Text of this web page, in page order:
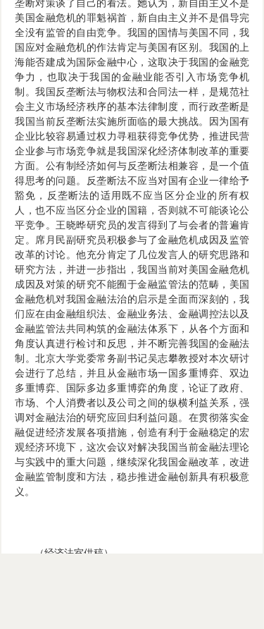
垄断对策谈了自己的看法。她认为，新自由主义不是
美国金融危机的罪魁祸首，新自由主义并不是倡导完
全没有监管的自由竞争。我国的国情与美国不同，我
国应对金融危机的作法肯定与美国有区别。我国的上
海能否建成为国际金融中心，这取决于我国的金融竞
争力，也取决于我国的金融业能否引入市场竞争机
制。我国反垄断法与物权法和合同法一样，是规范社
会主义市场经济秩序的基本法律制度，而行政垄断是
我国当前反垄断法实施所面临的最大挑战。因为国有
企业比较容易通过权力寻租获得竞争优势，推进民营
企业参与市场竞争就是我国深化经济体制改革的重要
方面。公有制经济如何与反垄断法相兼容，是一个值
得思考的问题。反垄断法不应当对国有企业一律给予
豁免，反垄断法的适用既不应当区分企业的所有权
人，也不应当区分企业的国籍，否则就不可能谈论公
平竞争。王晓晔研究员的发言得到了与会者的普遍肯
定。席月民副研究员积极参与了金融危机成因及监管
改革的讨论。他充分肯定了几位发言人的研究思路和
研究方法，并进一步指出，我国当前对美国金融危机
成因及对策的研究不能囿于金融监管法的范畴，美国
金融危机对我国金融法治的启示是全面而深刻的，我
们应在由金融组织法、金融业务法、金融调控法以及
金融监管法共同构筑的金融法体系下，从各个方面和
角度认真进行检讨和反思，并不断完善我国的金融法
制。北京大学党委常务副书记吴志攀教授对本次研讨
会进行了总结，并且从金融市场一国多重博弈、双边
多重博弈、国际多边多重博弈的角度，论证了政府、
市场、个人消费者以及公司之间的纵横利益关系，强
调对金融法治的研究应回归利益问题。在贯彻落实金
融促进经济发展各项措施，创造有利于金融稳定的宏
观经济环境下，这次会议对解决我国当前金融法理论
与实践中的重大问题，继续深化我国金融改革，改进
金融监管制度和方法，稳步推进金融创新具有积极意
义。
（经济法室供稿）